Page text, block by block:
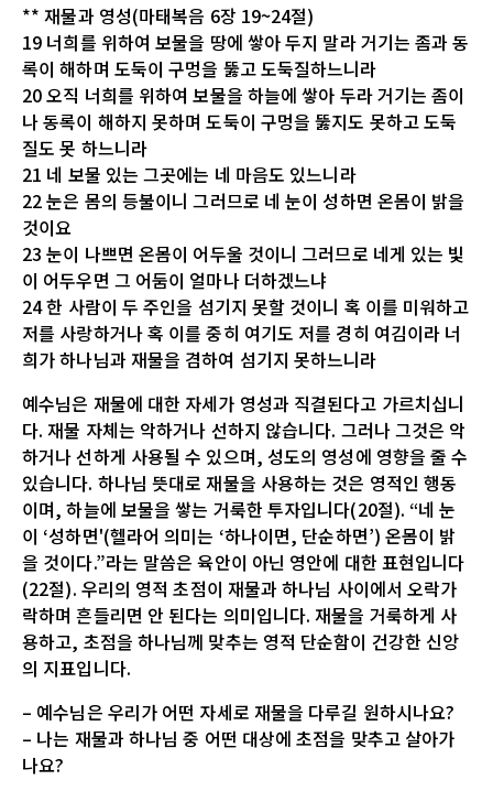
** 재물과 영성(마태복음 6장 19~24절)
19 너희를 위하여 보물을 땅에 쌓아 두지 말라 거기는 좀과 동
록이 해하며 도둑이 구멍을 뚫고 도둑질하느니라
20 오직 너희를 위하여 보물을 하늘에 쌓아 두라 거기는 좀이
나 동록이 해하지 못하며 도둑이 구멍을 뚫지도 못하고 도둑
질도 못 하느니라
21 네 보물 있는 그곳에는 네 마음도 있느니라
22 눈은 몸의 등불이니 그러므로 네 눈이 성하면 온몸이 밝을
것이요
23 눈이 나쁘면 온몸이 어두울 것이니 그러므로 네게 있는 빛
이 어두우면 그 어둠이 얼마나 더하겠느냐
24 한 사람이 두 주인을 섬기지 못할 것이니 혹 이를 미워하고
저를 사랑하거나 혹 이를 중히 여기도 저를 경히 여김이라 너
희가 하나님과 재물을 겸하여 섬기지 못하느니라
예수님은 재물에 대한 자세가 영성과 직결된다고 가르치십니
다. 재물 자체는 악하거나 선하지 않습니다. 그러나 그것은 악
하거나 선하게 사용될 수 있으며, 성도의 영성에 영향을 줄 수
있습니다. 하나님 뜻대로 재물을 사용하는 것은 영적인 행동
이며, 하늘에 보물을 쌓는 거룩한 투자입니다(20절). “네 눈
이 ‘성하면'(헬라어 의미는 ‘하나이면, 단순하면’) 온몸이 밝
을 것이다.”라는 말씀은 육안이 아닌 영안에 대한 표현입니다
(22절). 우리의 영적 초점이 재물과 하나님 사이에서 오락가
락하며 흔들리면 안 된다는 의미입니다. 재물을 거룩하게 사
용하고, 초점을 하나님께 맞추는 영적 단순함이 건강한 신앙
의 지표입니다.
– 예수님은 우리가 어떤 자세로 재물을 다루길 원하시나요?
– 나는 재물과 하나님 중 어떤 대상에 초점을 맞추고 살아가
나요?